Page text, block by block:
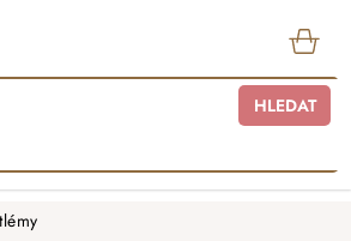
HLEDAT